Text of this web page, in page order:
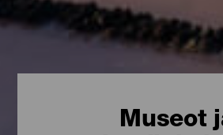
Museot